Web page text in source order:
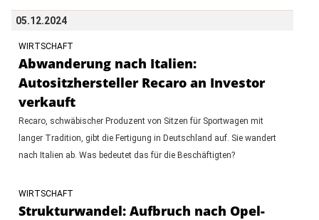
05.12.2024
WIRTSCHAFT
Abwanderung nach Italien:
Autositzhersteller Recaro an Investor
verkauft
Recaro, schwäbischer Produzent von Sitzen für Sportwagen mit
langer Tradition, gibt die Fertigung in Deutschland auf. Sie wandert
nach Italien ab. Was bedeutet das für die Beschäftigten?
WIRTSCHAFT
Strukturwandel: Aufbruch nach Opel-